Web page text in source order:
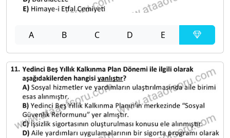
A B C D E